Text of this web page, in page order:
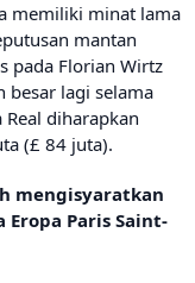
memiliki minat lama
mantan
pada Florian Wirtz
besar lagi selama
diharapkan
(£ 84 juta).
mengisyaratkan
Paris Saint-